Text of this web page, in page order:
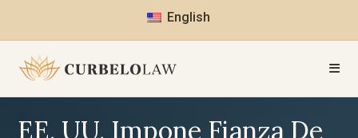
English
EE. UU. Impone Fianza De